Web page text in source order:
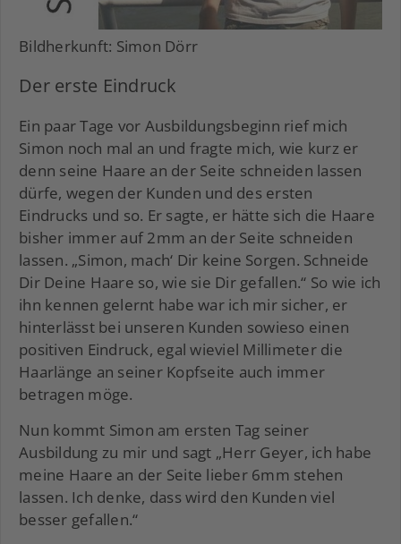
Bildherkunft: Simon Dörr
Der erste Eindruck
Ein paar Tage vor Ausbildungsbeginn rief mich
Simon noch mal an und fragte mich, wie kurz er
denn seine Haare an der Seite schneiden lassen
dürfe, wegen der Kunden und des ersten
Eindrucks und so. Er sagte, er hätte sich die Haare
bisher immer auf 2mm an der Seite schneiden
lassen. „Simon, mach‘ Dir keine Sorgen. Schneide
Dir Deine Haare so, wie sie Dir gefallen.“ So wie ich
ihn kennen gelernt habe war ich mir sicher, er
hinterlässt bei unseren Kunden sowieso einen
positiven Eindruck, egal wieviel Millimeter die
Haarlänge an seiner Kopfseite auch immer
betragen möge.
Nun kommt Simon am ersten Tag seiner
Ausbildung zu mir und sagt „Herr Geyer, ich habe
meine Haare an der Seite lieber 6mm stehen
lassen. Ich denke, dass wird den Kunden viel
besser gefallen.“